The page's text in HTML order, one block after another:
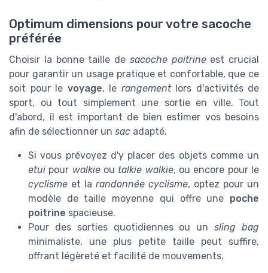
Optimum dimensions pour votre sacoche
préférée
Choisir la bonne taille de sacoche poitrineest crucial
pour garantir un usage pratique et confortable, que ce
soit pour le voyage, le rangementlors d'activités de
sport, ou tout simplement une sortie en ville. Tout
d'abord, il est important de bien estimer vos besoins
afin de sélectionner un sac adapté.
Si vous prévoyez d'y placer des objets comme un
etui pour walkieou talkie walkie, ou encore pour le
cyclisme et la randonnée cyclisme, optez pour un
modèle de taille moyenne qui offre une poche
poitrine spacieuse.
Pour des sorties quotidiennes ou unsling bag
minimaliste, une plus petite taille peut suffire,
offrant légèreté et facilité de mouvements.